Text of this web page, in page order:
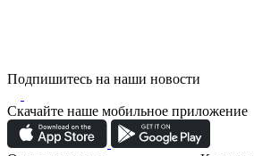
Подпишитесь на наши новости
Скачайте наше мобильное приложение